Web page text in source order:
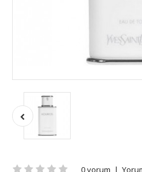
0 yorum |